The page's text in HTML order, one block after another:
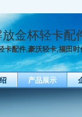
金杯轻卡配
卡配件,豪沃轻卡,福田
产品展示